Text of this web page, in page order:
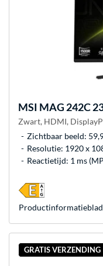
MSI MAG 242C
Zwart, HDMI,
Zichtbaar beeld:
Resolutie: 1920 x
Reactietijd: 1 ms
Product­informatieblad
GRATIS VERZENDING